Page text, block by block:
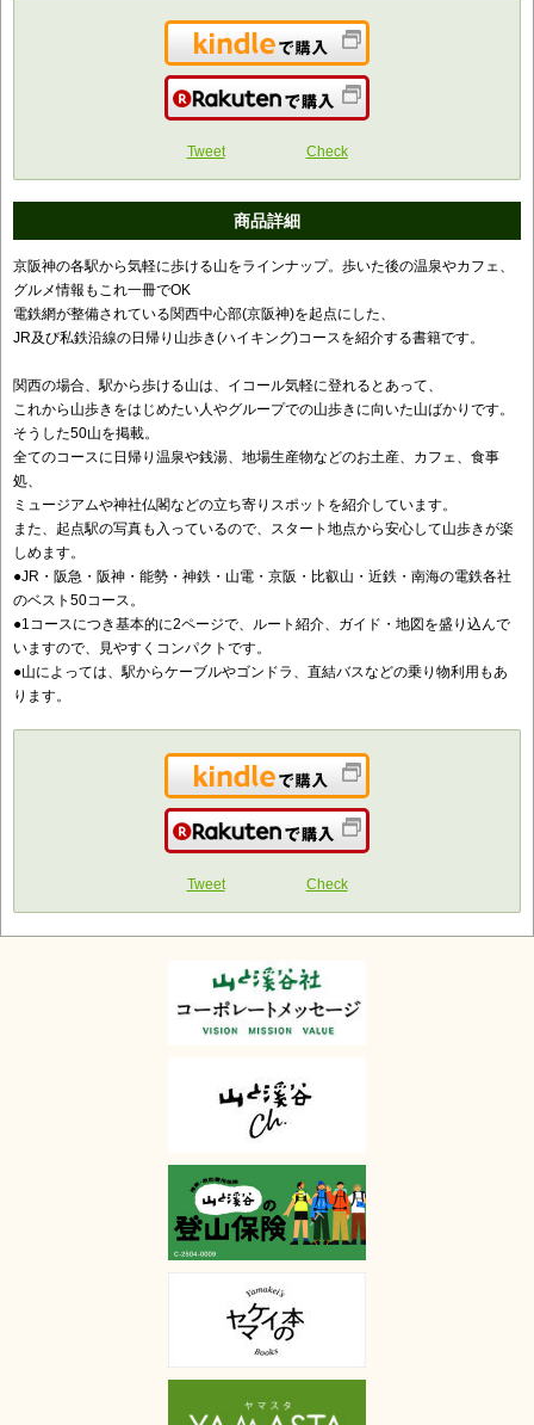
Kindleで購入
楽天で購入
Tweet Check
商品詳細
京阪神の各駅から気軽に歩ける山をラインナップ。歩いた後の温泉やカフェ、
グルメ情報もこれ一冊でOK
電鉄網が整備されている関西中心部(京阪神)を起点にした、
JR及び私鉄沿線の日帰り山歩き(ハイキング)コースを紹介する書籍です。
関西の場合、駅から歩ける山は、イコール気軽に登れるとあって、
これから山歩きをはじめたい人やグループでの山歩きに向いた山ばかりです。
そうした50山を掲載。
全てのコースに日帰り温泉や銭湯、地場生産物などのお土産、カフェ、食事
処、
ミュージアムや神社仏閣などの立ち寄りスポットを紹介しています。
また、起点駅の写真も入っているので、スタート地点から安心して山歩きが楽
しめます。
●JR・阪急・阪神・能勢・神鉄・山電・京阪・比叡山・近鉄・南海の電鉄各社
のベスト50コース。
●1コースにつき基本的に2ページで、ルート紹介、ガイド・地図を盛り込んで
いますので、見やすくコンパクトです。
●山によっては、駅からケーブルやゴンドラ、直結バスなどの乗り物利用もあ
ります。
Kindleで購入
楽天で購入
Tweet Check